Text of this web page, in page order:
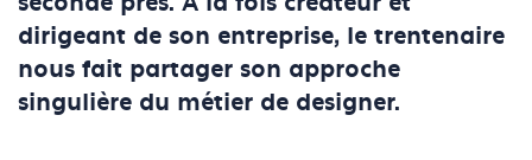
dirigeant de son entreprise, le trentenaire
nous fait partager son approche
singulière du métier de designer.